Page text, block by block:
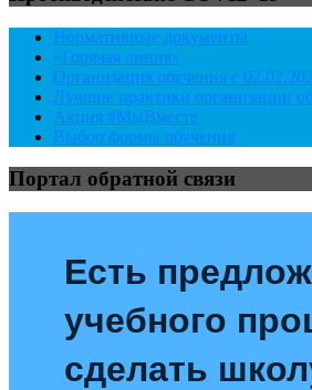
Нормативные документы
«Горячая линия»
Организация обучения с
Лучшие практики организации
Акция #МыВместе
Выбор формы обучения
Портал обратной связи
Есть
учебного
сделать